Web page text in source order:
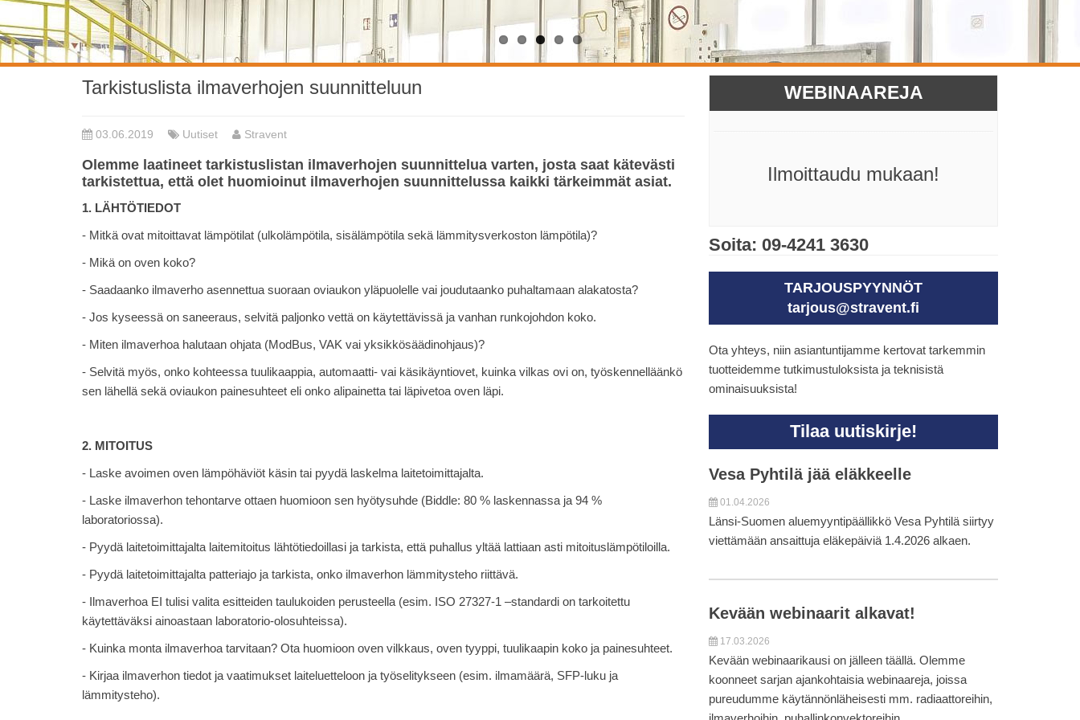
Tarkistuslista ilmaverhojen suunnitteluun
03.06.2019 Uutiset Stravent
Olemme laatineet tarkistuslistan ilmaverhojen suunnittelua varten, josta saat kätevästi
tarkistettua, että olet huomioinut ilmaverhojen suunnittelussa kaikki tärkeimmät asiat.
1. LÄHTÖTIEDOT
- Mitkä ovat mitoittavat lämpötilat (ulkolämpötila, sisälämpötila sekä lämmitysverkoston lämpötila)?
- Mikä on oven koko?
- Saadaanko ilmaverho asennettua suoraan oviaukon yläpuolelle vai joudutaanko puhaltamaan alakatosta?
- Jos kyseessä on saneeraus, selvitä paljonko vettä on käytettävissä ja vanhan runkojohdon koko.
- Miten ilmaverhoa halutaan ohjata (ModBus, VAK vai yksikkösäädinohjaus)?
- Selvitä myös, onko kohteessa tuulikaappia, automaatti- vai käsikäyntiovet, kuinka vilkas ovi on, työskennelläänkö
sen lähellä sekä oviaukon painesuhteet eli onko alipainetta tai läpivetoa oven läpi.
2. MITOITUS
- Laske avoimen oven lämpöhäviöt käsin tai pyydä laskelma laitetoimittajalta.
- Laske ilmaverhon tehontarve ottaen huomioon sen hyötysuhde (Biddle: 80 % laskennassa ja 94 %
laboratoriossa).
- Pyydä laitetoimittajalta laitemitoitus lähtötiedoillasi ja tarkista, että puhallus yltää lattiaan asti mitoituslämpötiloilla.
- Pyydä laitetoimittajalta patteriajo ja tarkista, onko ilmaverhon lämmitysteho riittävä.
- Ilmaverhoa EI tulisi valita esitteiden taulukoiden perusteella (esim. ISO 27327-1 –standardi on tarkoitettu
käytettäväksi ainoastaan laboratorio-olosuhteissa).
- Kuinka monta ilmaverhoa tarvitaan? Ota huomioon oven vilkkaus, oven tyyppi, tuulikaapin koko ja painesuhteet.
- Kirjaa ilmaverhon tiedot ja vaatimukset laiteluetteloon ja työselitykseen (esim. ilmamäärä, SFP-luku ja
lämmitysteho).
WEBINAAREJA
Ilmoittaudu mukaan!
Soita: 09-4241 3630
TARJOUSPYYNNÖT
tarjous@stravent.fi
Ota yhteys, niin asiantuntijamme kertovat tarkemmin
tuotteidemme tutkimustuloksista ja teknisistä
ominaisuuksista!
Tilaa uutiskirje!
Vesa Pyhtilä jää eläkkeelle
01.04.2026
Länsi-Suomen aluemyyntipäällikkö Vesa Pyhtilä siirtyy
viettämään ansaittuja eläkepäiviä 1.4.2026 alkaen.
Kevään webinaarit alkavat!
17.03.2026
Kevään webinaarikausi on jälleen täällä. Olemme
koonneet sarjan ajankohtaisia webinaareja, joissa
pureudumme käytännönläheisesti mm. radiaattoreihin,